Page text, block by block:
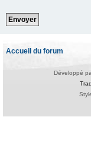
Accueil du forum
Développé